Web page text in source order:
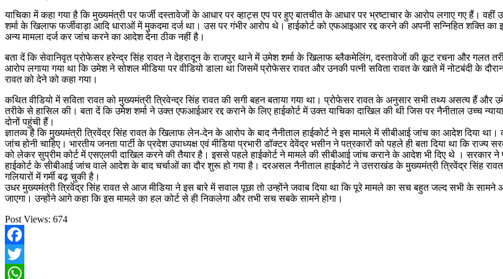
याचिका में कहा गया है कि मुख्यमंत्री पर फर्जी दस्तावेजों के आधार पर व्‍हाट्स एप पर हुए बातचीत के आधार पर भ्रष्टाचार के आरोप लगाए गए हैं।
शर्मा के खिलाफ फर्जीवाड़ा आदि धाराओं में मुकदमा दर्ज था। उस पर गंभीर आरोप थे। हाईकोर्ट को एफआइआर रद्द करने की अपनी सन्निहित शक्ति
अन्य मामला दर्ज कर जांच करने का आदेश देना ठीक नहीं है।
बता दें कि सेवानिवृत प्रोफेसर हरेन्द्र सिंह रावत ने देहरादून के राजपुर थाने में उमेश शर्मा के खिलाफ ब्लैकमेलिंग, दस्तावेजों की कूट रचना और गलत
आरोप लगाया गया था कि उमेश ने सोशल मीडिया पर वीडियो डाला था जिसमें प्रोफेसर रावत और उनकी पत्नी सविता रावत के खाते में नोटबंदी
रावत को देने को कहा गया।
कथित वीडियो में सविता रावत को मुख्यमंत्री त्रिवेन्द्र सिंह रावत की सगी बहन बताया गया था। प्रोफेसर रावत के अनुसार सभी तथ्य असत्य हैं
तरीके से हासिल की। बता दें कि उमेश शर्मा ने उक्‍त एफआईआर रद्द कराने के लिए हाईकोर्ट में उक्त याचिका दाखिल की थी जिस पर नैनीताल उच्‍च
दोनों पहुंची हैं।
ज्ञातव्य है कि मुख्यमंत्री त्रिवेंद्र सिंह रावत के खिलाफ लेन-देन के आरोप के बाद नैनीताल हाईकोर्ट ने इस मामले में सीबीआई जांच का आदेश दिया
जांच होनी चाहिए। भारतीय जनता पार्टी के प्रदेश उपाध्यक्ष एवं मीडिया प्रभारी डॉक्टर देवेंद्र भसीन ने पत्रकारों को पहले ही बता दिया था
को लेकर सुप्रीम कोर्ट में एसएलपी दाखिल करने की तैयार है। इससे पहले हाईकोर्ट ने मामले की सीबीआई जांच कराने के आदेश भी दिए थे । सरकार ने
हाईकोर्ट के सीबीआई जांच वाले आदेश के बाद चर्चाओं का दौर शुरू हो गया है। दरअसल नैनीताल हाईकोर्ट ने उत्तराखंड के मुख्यमंत्री त्रिवेंद्र सिंह
गलियारों में गर्मी बढ़ चुकी है।
उधर मुख्यमंत्री त्रिवेंद्र सिंह रावत से आज मीडिया ने इस बारे में सवाल पूछा तो उन्होंने जवाब दिया था कि पूरे मामले का सच बहुत जल्द सभी के
जाएगा। उन्होंने आगे कहा कि इस मामले का हल कोर्ट से ही निकलेगा और तभी सच सबके सामने होगा।
Post Views: 674
Facebook
Twitter